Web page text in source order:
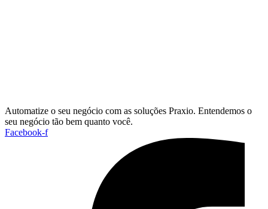
Automatize o seu negócio com as soluções Praxio. Entendemos o
seu negócio tão bem quanto você.
Facebook-f